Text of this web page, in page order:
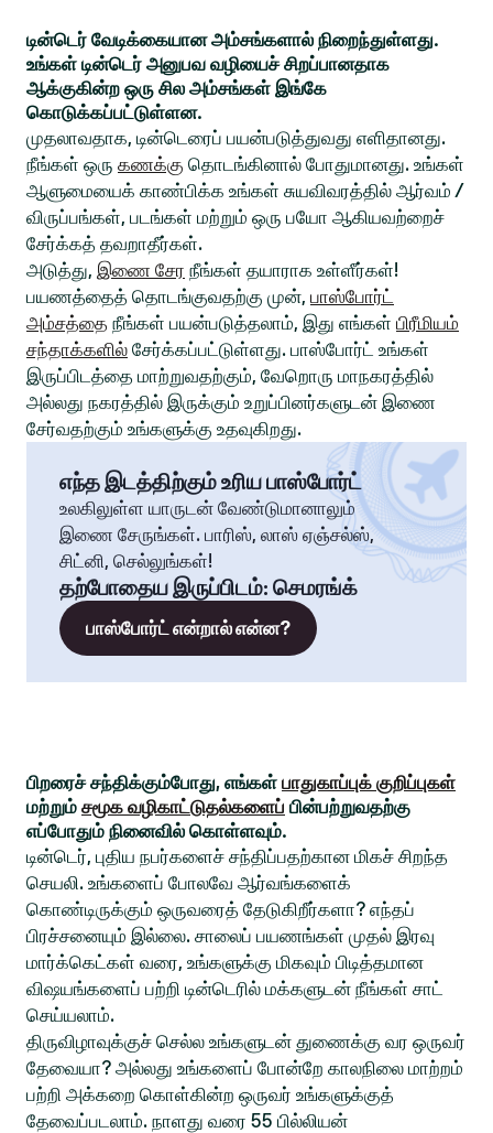
டின்டெர் வேடிக்கையான அம்சங்களால் நிறைந்துள்ளது.
உங்கள் டின்டெர் அனுபவ வழியைச் சிறப்பானதாக
ஆக்குகின்ற ஒரு சில அம்சங்கள் இங்கே
கொடுக்கப்பட்டுள்ளன.
முதலாவதாக, டின்டெரைப் பயன்படுத்துவது எளிதானது.
நீங்கள் ஒரு கணக்கு தொடங்கினால் போதுமானது. உங்கள்
ஆளுமையைக் காண்பிக்க உங்கள் சுயவிவரத்தில் ஆர்வம் /
விருப்பங்கள், படங்கள் மற்றும் ஒரு பயோ ஆகியவற்றைச்
சேர்க்கத் தவறாதீர்கள்.
அடுத்து, இணை சேர நீங்கள் தயாராக உள்ளீர்கள்!
பயணத்தைத் தொடங்குவதற்கு முன், பாஸ்போர்ட்
அம்சத்தை நீங்கள் பயன்படுத்தலாம், இது எங்கள் பிரீமியம்
சந்தாக்களில் சேர்க்கப்பட்டுள்ளது. பாஸ்போர்ட் உங்கள்
இருப்பிடத்தை மாற்றுவதற்கும், வேறொரு மாநகரத்தில்
அல்லது நகரத்தில் இருக்கும் உறுப்பினர்களுடன் இணை
சேர்வதற்கும் உங்களுக்கு உதவுகிறது.
எந்த இடத்திற்கும் உரிய பாஸ்போர்ட்
உலகிலுள்ள யாருடன் வேண்டுமானாலும்
இணை சேருங்கள். பாரிஸ், லாஸ் ஏஞ்சல்ஸ்,
சிட்னி, செல்லுங்கள்!
தற்போதைய இருப்பிடம்: செமரங்க்
பாஸ்போர்ட் என்றால் என்ன?
பிறரைச் சந்திக்கும்போது, எங்கள் பாதுகாப்புக் குறிப்புகள்
மற்றும் சமூக வழிகாட்டுதல்களைப் பின்பற்றுவதற்கு
எப்போதும் நினைவில் கொள்ளவும்.
டின்டெர், புதிய நபர்களைச் சந்திப்பதற்கான மிகச் சிறந்த
செயலி. உங்களைப் போலவே ஆர்வங்களைக்
கொண்டிருக்கும் ஒருவரைத் தேடுகிறீர்களா? எந்தப்
பிரச்சனையும் இல்லை. சாலைப் பயணங்கள் முதல் இரவு
மார்க்கெட்கள் வரை, உங்களுக்கு மிகவும் பிடித்தமான
விஷயங்களைப் பற்றி டின்டெரில் மக்களுடன் நீங்கள் சாட்
செய்யலாம்.
திருவிழாவுக்குச் செல்ல உங்களுடன் துணைக்கு வர ஒருவர்
தேவையா? அல்லது உங்களைப் போன்றே காலநிலை மாற்றம்
பற்றி அக்கறை கொள்கின்ற ஒருவர் உங்களுக்குத்
தேவைப்படலாம். நாளது வரை 55 பில்லியன்